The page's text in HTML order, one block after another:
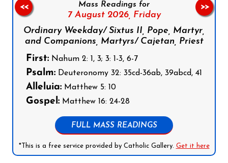
Mass Readings for
7 August 2026, Friday
Ordinary Weekday/ Sixtus II, Pope, Martyr,
and Companions, Martyrs/ Cajetan, Priest
First: Nahum 2: 1, 3; 3: 1-3, 6-7
Psalm: Deuteronomy 32: 35cd-36ab, 39abcd, 41
Alleluia: Matthew 5: 10
Gospel: Matthew 16: 24-28
FULL MASS READINGS
*This is a free service provided by Catholic Gallery. Get it here
<< >>